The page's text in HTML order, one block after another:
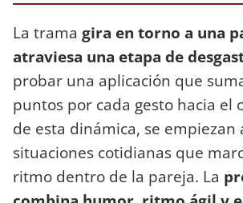
La trama gira en torno a una
atraviesa una etapa de
probar una aplicación que
puntos por cada gesto hacia el
de esta dinámica, se
situaciones cotidianas que
ritmo dentro de la pareja. La